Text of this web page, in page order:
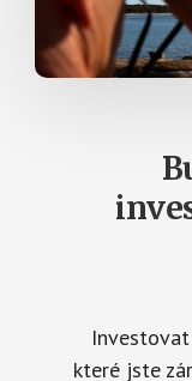
které jste